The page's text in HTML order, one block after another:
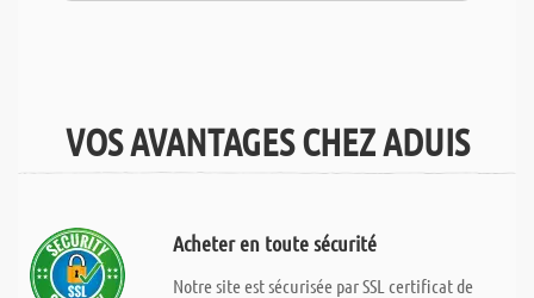
VOS AVANTAGES CHEZ ADUIS
Acheter en toute sécurité
Notre site est sécurisée par SSL certificat de